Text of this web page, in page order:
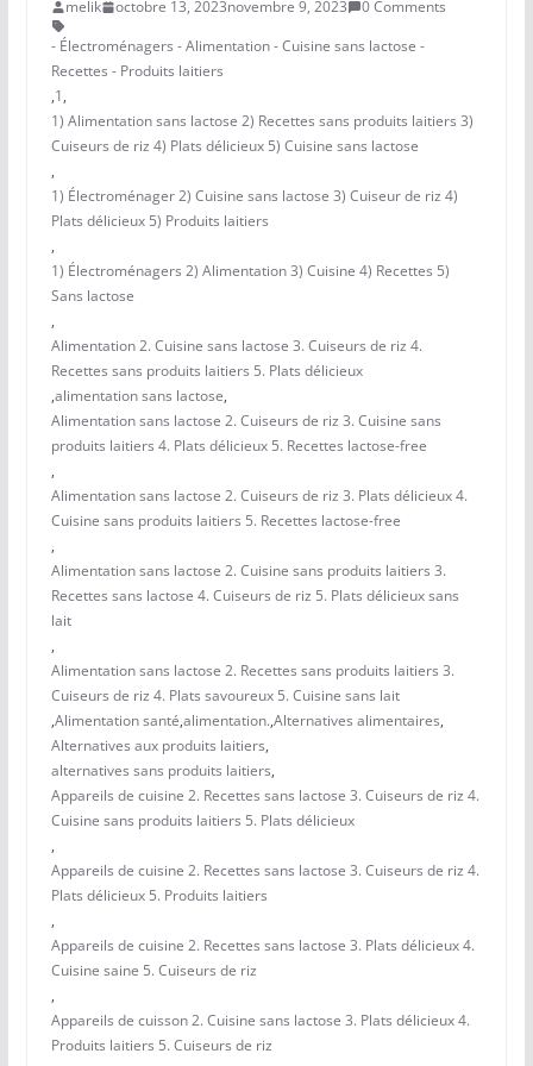
melik octobre 13, 2023novembre 9, 2023
0 Comments
- Électroménagers - Alimentation - Cuisine sans lactose -
Recettes - Produits laitiers
,1,
1) Alimentation sans lactose 2) Recettes sans produits laitiers 3)
Cuiseurs de riz 4) Plats délicieux 5) Cuisine sans lactose
,
1) Électroménager 2) Cuisine sans lactose 3) Cuiseur de riz 4)
Plats délicieux 5) Produits laitiers
,
1) Électroménagers 2) Alimentation 3) Cuisine 4) Recettes 5)
Sans lactose
,
Alimentation 2. Cuisine sans lactose 3. Cuiseurs de riz 4.
Recettes sans produits laitiers 5. Plats délicieux
,alimentation sans lactose,
Alimentation sans lactose 2. Cuiseurs de riz 3. Cuisine sans
produits laitiers 4. Plats délicieux 5. Recettes lactose-free
,
Alimentation sans lactose 2. Cuiseurs de riz 3. Plats délicieux 4.
Cuisine sans produits laitiers 5. Recettes lactose-free
,
Alimentation sans lactose 2. Cuisine sans produits laitiers 3.
Recettes sans lactose 4. Cuiseurs de riz 5. Plats délicieux sans
lait
,
Alimentation sans lactose 2. Recettes sans produits laitiers 3.
Cuiseurs de riz 4. Plats savoureux 5. Cuisine sans lait
,Alimentation santé,alimentation.,Alternatives alimentaires,
Alternatives aux produits laitiers,
alternatives sans produits laitiers,
Appareils de cuisine 2. Recettes sans lactose 3. Cuiseurs de riz 4.
Cuisine sans produits laitiers 5. Plats délicieux
,
Appareils de cuisine 2. Recettes sans lactose 3. Cuiseurs de riz 4.
Plats délicieux 5. Produits laitiers
,
Appareils de cuisine 2. Recettes sans lactose 3. Plats délicieux 4.
Cuisine saine 5. Cuiseurs de riz
,
Appareils de cuisson 2. Cuisine sans lactose 3. Plats délicieux 4.
Produits laitiers 5. Cuiseurs de riz